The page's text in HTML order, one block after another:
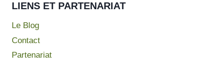
LIENS ET PARTENARIAT
Le Blog
Contact
Partenariat